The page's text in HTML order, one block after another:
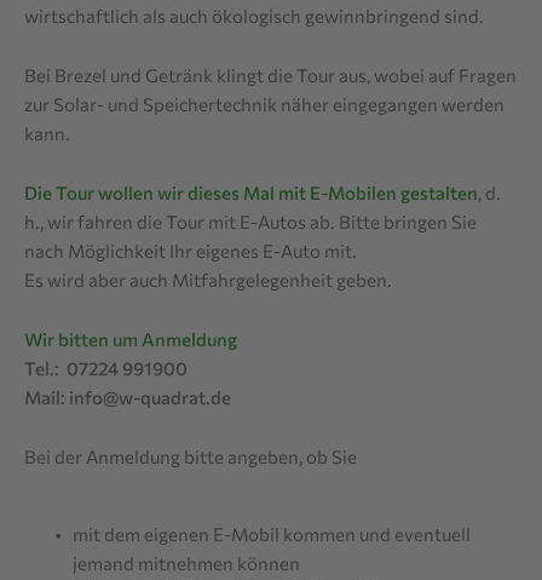
wirtschaftlich als auch ökologisch gewinnbringend sind.
Bei Brezel und Getränk klingt die Tour aus, wobei auf Fragen
zur Solar- und Speichertechnik näher eingegangen werden
kann.
Die Tour wollen wir dieses Mal mit E-Mobilen gestalten, d.
h., wir fahren die Tour mit E-Autos ab. Bitte bringen Sie
nach Möglichkeit Ihr eigenes E-Auto mit.
Es wird aber auch Mitfahrgelegenheit geben.
Wir bitten um Anmeldung
Tel.: 07224 991900
Mail: info@w-quadrat.de
Bei der Anmeldung bitte angeben, ob Sie
mit dem eigenen E-Mobil kommen und eventuell
jemand mitnehmen können